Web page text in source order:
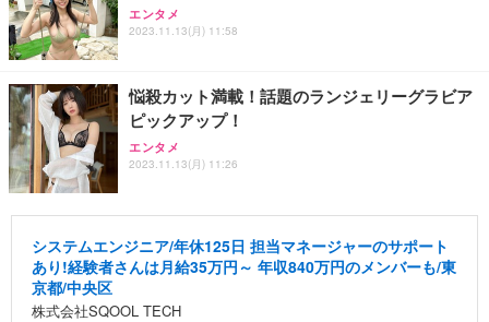
エンタメ
2023.11.13(月) 11:58
悩殺カット満載！話題のランジェリーグラビア
ピックアップ！
エンタメ
2023.11.13(月) 11:26
システムエンジニア/年休125日 担当マネージャーのサポート
あり!経験者さんは月給35万円～ 年収840万円のメンバーも/東
京都/中央区
株式会社SQOOL TECH